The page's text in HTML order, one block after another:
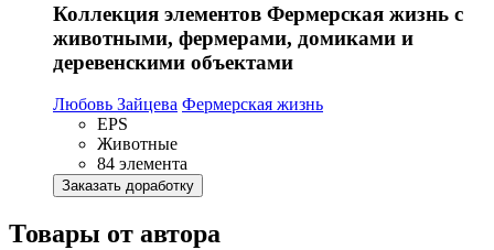
Коллекция элементов Фермерская жизнь с
животными, фермерами, домиками и
деревенскими объектами
Любовь Зайцева Фермерская жизнь
EPS
Животные
84 элемента
Заказать доработку
Товары от автора